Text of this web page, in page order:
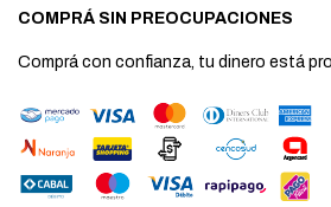
COMPRÁ SIN PREOCUPACIONES
Comprá con confianza, tu dinero está